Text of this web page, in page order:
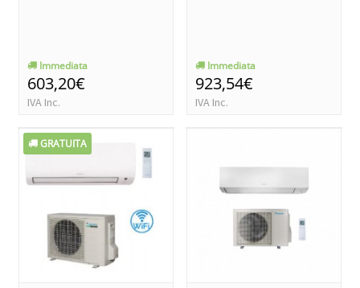
Immediata
603,20€
IVA Inc.
Immediata
923,54€
IVA Inc.
GRATUITA